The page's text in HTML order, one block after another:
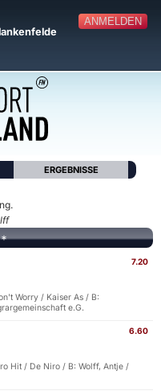
ANMELDEN
ERGEBNISSE
7.20
Worry / Kaiser As / B:
e.G.
6.60
Hit / De Niro / B: Wolff, Antje /